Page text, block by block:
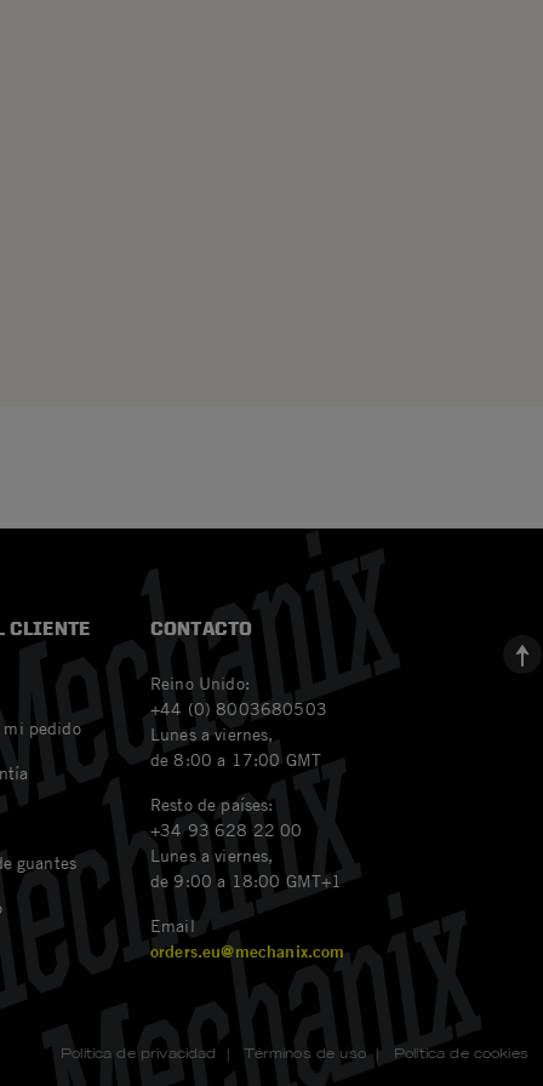
CLIENTE
mi pedido
guantes
CONTACTO
Reino Unido:
+44 (0) 8003680503
Lunes a viernes,
de 8:00 a 17:00 GMT
Resto de países:
+34 93 628 22 00
Lunes a viernes,
de 9:00 a 18:00 GMT+1
Email
orders.eu@mechanix.com
Política de privacidad | Términos de uso| Política de cookies